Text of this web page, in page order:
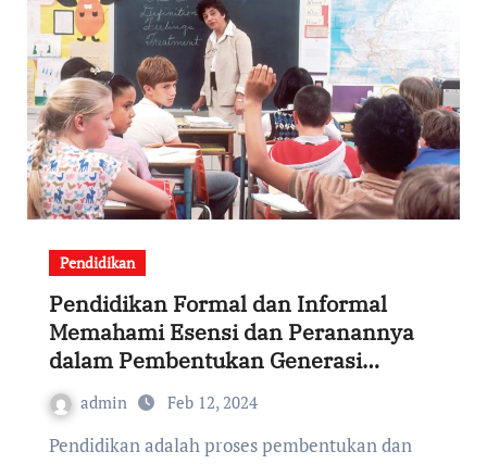
Pendidikan
Pendidikan Formal dan Informal
Memahami Esensi dan Peranannya
dalam Pembentukan Generasi
Bangsa
admin Feb 12, 2024
Pendidikan adalah proses pembentukan dan